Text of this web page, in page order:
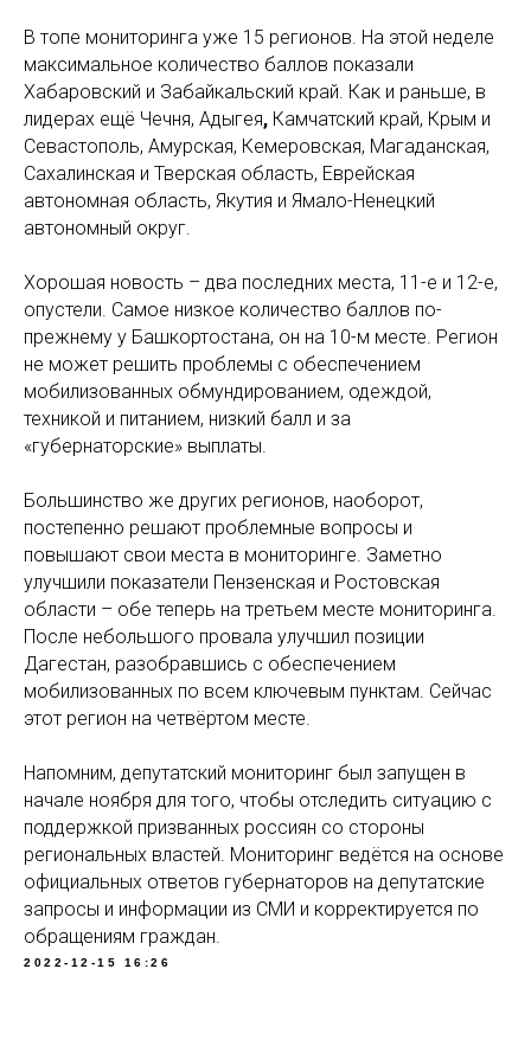
В топе мониторинга уже 15 регионов. На этой неделе
максимальное количество баллов показали
Хабаровский и Забайкальский край. Как и раньше, в
лидерах ещё Чечня, Адыгея, Камчатский край, Крым и
Севастополь, Амурская, Кемеровская, Магаданская,
Сахалинская и Тверская область, Еврейская
автономная область, Якутия и Ямало-Ненецкий
автономный округ.
Хорошая новость – два последних места, 11-е и 12-е,
опустели. Самое низкое количество баллов по-
прежнему у Башкортостана, он на 10-м месте. Регион
не может решить проблемы с обеспечением
мобилизованных обмундированием, одеждой,
техникой и питанием, низкий балл и за
«губернаторские» выплаты.
Большинство же других регионов, наоборот,
постепенно решают проблемные вопросы и
повышают свои места в мониторинге. Заметно
улучшили показатели Пензенская и Ростовская
области – обе теперь на третьем месте мониторинга.
После небольшого провала улучшил позиции
Дагестан, разобравшись с обеспечением
мобилизованных по всем ключевым пунктам. Сейчас
этот регион на четвёртом месте.
Напомним, депутатский мониторинг был запущен в
начале ноября для того, чтобы отследить ситуацию с
поддержкой призванных россиян со стороны
региональных властей. Мониторинг ведётся на основе
официальных ответов губернаторов на депутатские
запросы и информации из СМИ и корректируется по
обращениям граждан.
2022-12-15 16:26